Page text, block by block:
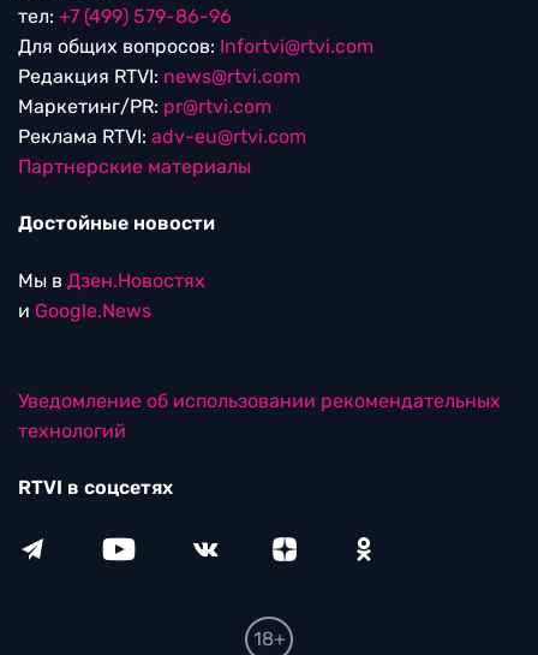
тел: +7 (499) 579-86-96
Для общих вопросов: Infortvi@rtvi.com
Редакция RTVI: news@rtvi.com
Маркетинг/PR: pr@rtvi.com
Реклама RTVI: adv-eu@rtvi.com
Партнерские материалы
Достойные новости
Мы в Дзен.Новостях
и Google.News
Уведомление об использовании рекомендательных
технологий
RTVI в соцсетях
18+